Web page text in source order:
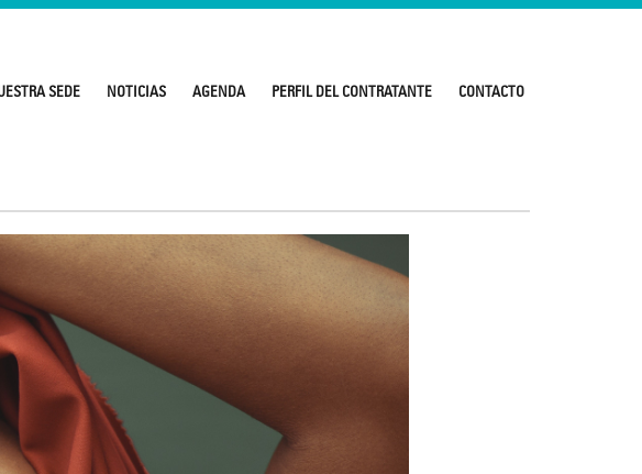
SEDE NOTICIAS AGENDA PERFIL DEL CONTRATANTE CONTACTO